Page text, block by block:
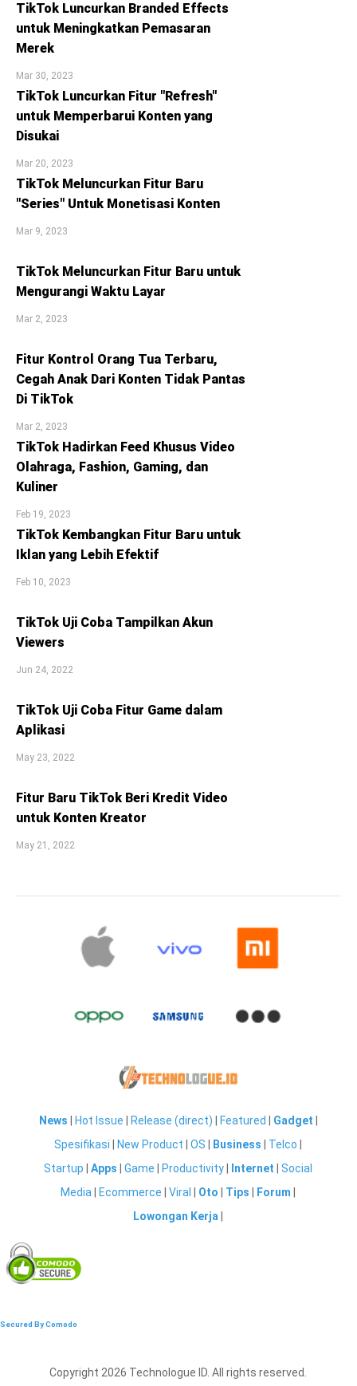
TikTok Luncurkan Branded Effects
untuk Meningkatkan Pemasaran
Merek
Mar 30, 2023
TikTok Luncurkan Fitur "Refresh"
untuk Memperbarui Konten yang
Disukai
Mar 20, 2023
TikTok Meluncurkan Fitur Baru
"Series" Untuk Monetisasi Konten
Mar 9, 2023
TikTok Meluncurkan Fitur Baru untuk
Mengurangi Waktu Layar
Mar 2, 2023
Fitur Kontrol Orang Tua Terbaru,
Cegah Anak Dari Konten Tidak Pantas
Di TikTok
Mar 2, 2023
TikTok Hadirkan Feed Khusus Video
Olahraga, Fashion, Gaming, dan
Kuliner
Feb 19, 2023
TikTok Kembangkan Fitur Baru untuk
Iklan yang Lebih Efektif
Feb 10, 2023
TikTok Uji Coba Tampilkan Akun
Viewers
Jun 24, 2022
TikTok Uji Coba Fitur Game dalam
Aplikasi
May 23, 2022
Fitur Baru TikTok Beri Kredit Video
untuk Konten Kreator
May 21, 2022
News Hot Issue Release (direct) Featured Gadget
Spesifikasi
New Product |OS Business Telco
Startup |Apps |Game Productivity Internet |Social
Media
Ecommerce |Viral Oto Tips Forum
Lowongan Kerja
Secured By Comodo
Copyright 2026 Technologue ID. All rights reserved.